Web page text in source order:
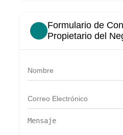
Formulario de
Propietario del